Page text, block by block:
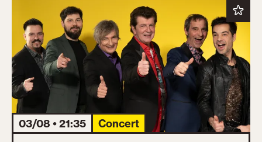
03/08 • 21:35 Concert